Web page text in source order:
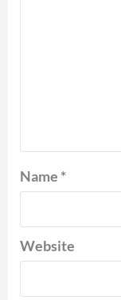
Name *
Website